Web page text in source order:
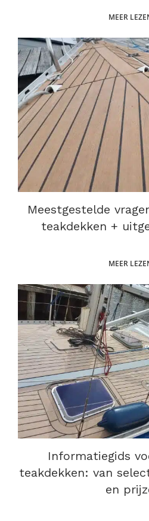
MEER
Meestgestelde
teakdekken +
MEER
Informatiegids
teakdekken: van
en